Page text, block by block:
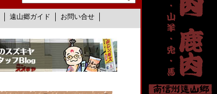
遠山郷ガイド お問い合せ